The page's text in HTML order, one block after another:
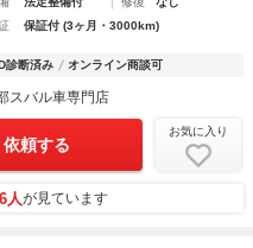
保証付 (3ヶ月・3000km)
診断済み オンライン商談可
スバル車専門店
頼する
お気に入り
人が見ています